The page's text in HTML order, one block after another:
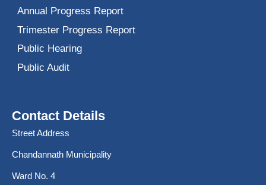
Annual Progress Report
Trimester Progress Report
Public Hearing
Public Audit
Contact Details
Street Address
Chandannath Municipality
Ward No. 4